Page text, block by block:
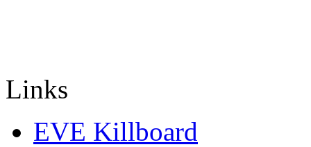
Links
EVE Killboard